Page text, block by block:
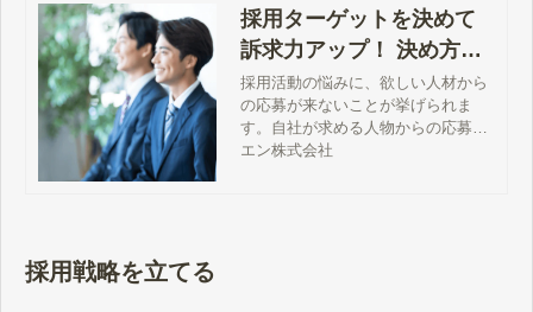
採用ターゲットを決めて
訴求力アップ！ 決め方や
ポイントを解説
採用活動の悩みに、欲しい人材から
の応募が来ないことが挙げられま
す。自社が求める人物からの応募に
つなげるためには、採用ターゲット
エン株式会社
採用戦略を立てる